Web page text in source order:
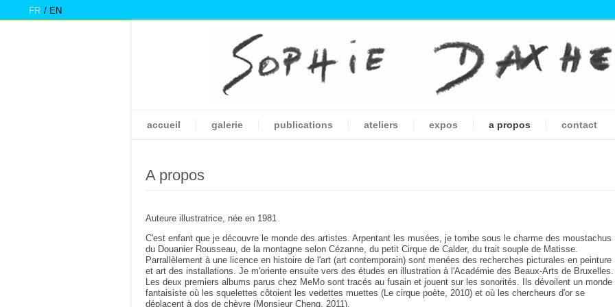
FR EN
accueil galerie publications ateliers expos a propos contact
A propos
Auteure illustratrice, née en 1981
C'est enfant que je découvre le monde des artistes. Arpentant les musées, je tombe sous le charme des moustachus
du Douanier Rousseau, de la montagne selon Cézanne, du petit Cirque de Calder, du trait souple de Matisse.
Parrallèlement à une licence en histoire de l'art (art contemporain) sont menées des recherches picturales en peinture
et art des installations. Je m'oriente ensuite vers des études en illustration à l'Académie des Beaux-Arts de Bruxelles.
Les deux premiers albums parus chez MeMo sont tracés au fusain et jouent sur les sonorités. Ils dévoilent un monde
fantaisiste où les squelettes côtoient les vedettes muettes (Le cirque poète, 2010) et où les chercheurs d'or se
déplacent à dos de chèvre (Monsieur Cheng, 2011).